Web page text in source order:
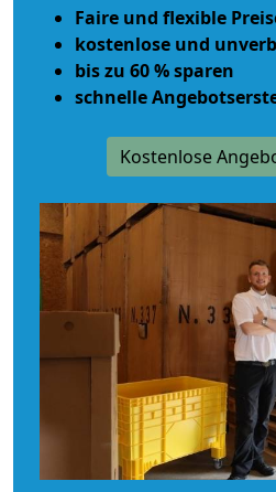
Faire und flexible
kostenlose und
bis zu 60 % sparen
schnelle
Kostenlose